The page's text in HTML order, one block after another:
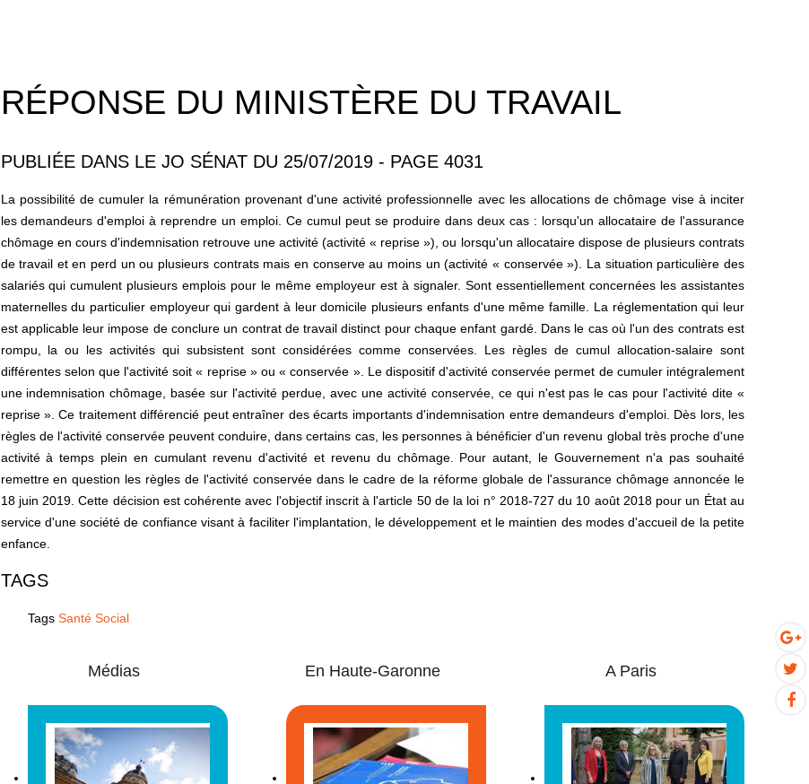
RÉPONSE DU MINISTÈRE DU TRAVAIL
PUBLIÉE DANS LE JO SÉNAT DU 25/07/2019 - PAGE 4031
La possibilité de cumuler la rémunération provenant d'une activité professionnelle avec les allocations de chômage vise à inciter
les demandeurs d'emploi à reprendre un emploi. Ce cumul peut se produire dans deux cas : lorsqu'un allocataire de l'assurance
chômage en cours d'indemnisation retrouve une activité (activité « reprise »), ou lorsqu'un allocataire dispose de plusieurs contrats
de travail et en perd un ou plusieurs contrats mais en conserve au moins un (activité « conservée »). La situation particulière des
salariés qui cumulent plusieurs emplois pour le même employeur est à signaler. Sont essentiellement concernées les assistantes
maternelles du particulier employeur qui gardent à leur domicile plusieurs enfants d'une même famille. La réglementation qui leur
est applicable leur impose de conclure un contrat de travail distinct pour chaque enfant gardé. Dans le cas où l'un des contrats est
rompu, la ou les activités qui subsistent sont considérées comme conservées. Les règles de cumul allocation-salaire sont
différentes selon que l'activité soit « reprise » ou « conservée ». Le dispositif d'activité conservée permet de cumuler intégralement
une indemnisation chômage, basée sur l'activité perdue, avec une activité conservée, ce qui n'est pas le cas pour l'activité dite «
reprise ». Ce traitement différencié peut entraîner des écarts importants d'indemnisation entre demandeurs d'emploi. Dès lors, les
règles de l'activité conservée peuvent conduire, dans certains cas, les personnes à bénéficier d'un revenu global très proche d'une
activité à temps plein en cumulant revenu d'activité et revenu du chômage. Pour autant, le Gouvernement n'a pas souhaité
remettre en question les règles de l'activité conservée dans le cadre de la réforme globale de l'assurance chômage annoncée le
18 juin 2019. Cette décision est cohérente avec l'objectif inscrit à l'article 50 de la loi n° 2018-727 du 10 août 2018 pour un État au
service d'une société de confiance visant à faciliter l'implantation, le développement et le maintien des modes d'accueil de la petite
enfance.
TAGS
Tags Santé Social
Médias En Haute-Garonne A Paris